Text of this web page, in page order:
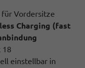
Vordersitze
Charging (fast
18
einstellbar in